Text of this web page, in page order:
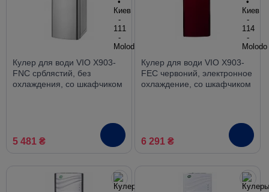
Кулер для води VIO X903-
FNC срблястий, без
охлаждения, со шкафчиком
5 481 ₴
Кулер для води VIO X903-
FEC червоний, электронное
охлаждение, со шкафчиком
6 291 ₴